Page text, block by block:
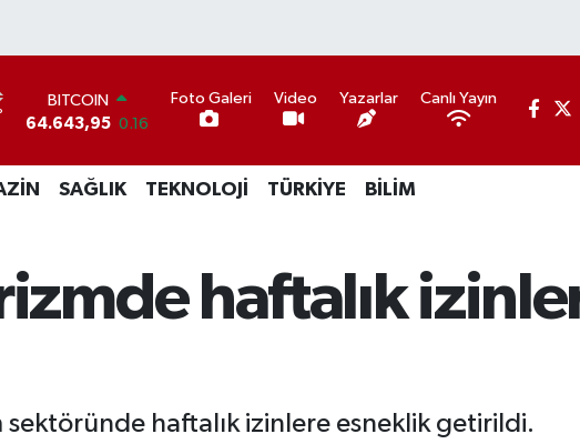
64.643,95
DOLAR
EURO
6500.87
0.12
BİST100
Foto Galeri Video Yazarlar Canlı Yayın
SAĞLIK TEKNOLOJİ TÜRKİYE BİLİM
haftalık
haftalık izinlere esneklik getirildi.